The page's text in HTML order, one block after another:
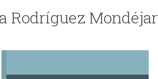
Rodríguez Mondéjar